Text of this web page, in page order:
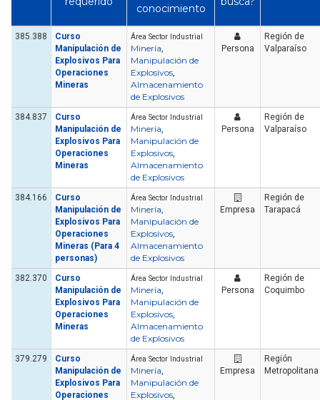
conocimiento
385.388
Curso
Manipulación de
Explosivos Para
Operaciones
Mineras
Área Sector Industrial
Minería,
Manipulación de
Explosivos,
Almacenamiento
de Explosivos
Persona
Región de
Valparaíso
384.837
Curso
Manipulación de
Explosivos Para
Operaciones
Mineras
Área Sector Industrial
Minería,
Manipulación de
Explosivos,
Almacenamiento
de Explosivos
Persona
Región de
Valparaíso
384.166
Curso
Manipulación de
Explosivos Para
Operaciones
Mineras (Para 4
personas)
Área Sector Industrial
Minería,
Manipulación de
Explosivos,
Almacenamiento
de Explosivos
Empresa
Región de
Tarapacá
382.370
Curso
Manipulación de
Explosivos Para
Operaciones
Mineras
Área Sector Industrial
Minería,
Manipulación de
Explosivos,
Almacenamiento
de Explosivos
Persona
Región de
Coquimbo
379.279
Curso
Manipulación de
Explosivos Para
Operaciones
Área Sector Industrial
Minería,
Manipulación de
Explosivos,
Empresa
Región
Metropolitana